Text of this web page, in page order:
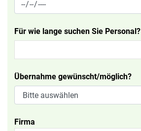
Für wie lange suchen Sie Personal?
Übernahme gewünscht/möglich?
Firma